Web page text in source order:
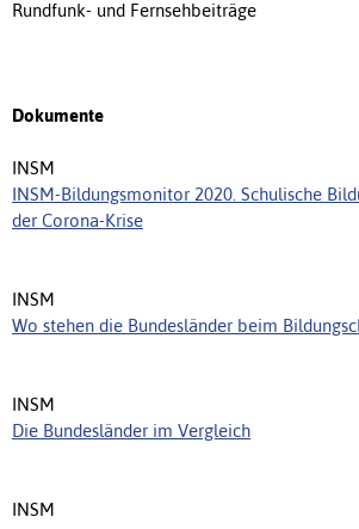
Rundfunk- und Fernsehbeiträge
Dokumente
INSM
INSM-Bildungsmonitor 2020. Schulische
der Corona-Krise
INSM
Wo stehen die Bundesländer beim
INSM
Die Bundesländer im Vergleich
INSM